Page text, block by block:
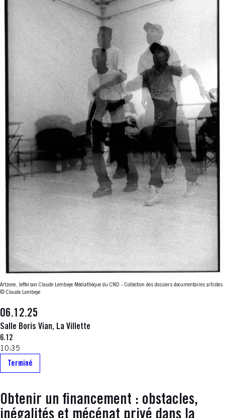
Artzone, Jefferson Claude Lembeye Médiathèque du CND - Collection des dossiers documentaires artistes
© Claude Lembeye
06.12.25
Salle Boris Vian, La Villette
6.12
10:35
Terminé
Obtenir un financement : obstacles,